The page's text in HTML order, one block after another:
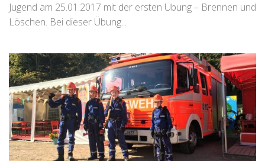
Jugend am 25.01.2017 mit der ersten Übung – Brennen und
Löschen. Bei dieser Übung...